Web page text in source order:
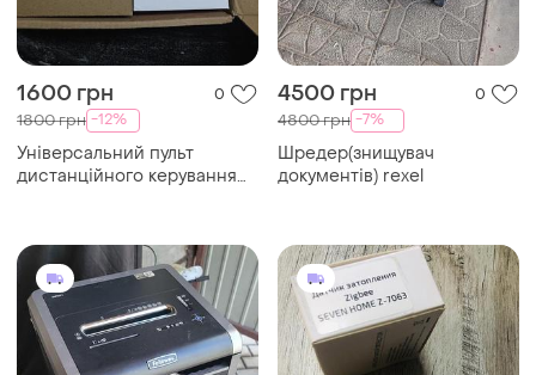
1600 грн 0
1800 грн -12%
Універсальний пульт
дистанційного керування
4500 грн 0
4800 грн -7%
Шредер(знищувач
документів) rexel